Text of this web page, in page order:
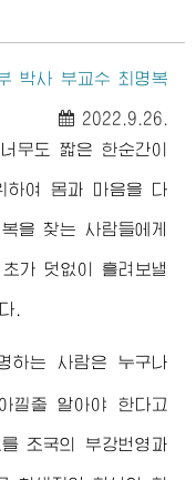
박사 부교수 최명복
2022.9.26.
무도 짧은 한순간이
하여 몸과 마음을 다
을 찾는 사람들에게
가 덧없이 흘려보낼
.
하는 사람은 누구나
낄줄 알아야 한다고
조국의 부강번영과